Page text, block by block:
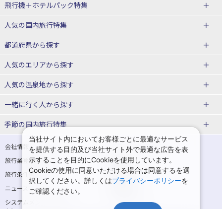
飛行機＋ホテルパック特集
赤い風船ダイナミックパッケージ
ＪＡＬで行く飛行機+ホテルパック
人気の国内旅行特集
東京ディズニーリゾート®への旅
ユニバーサル・スタジオ・ジャパ
都道府県から探す
北海道旅行・ツアー
東北
青森旅行・ツアー
宮城旅行・ツアー
秋田旅行・ツアー
山形旅行・ツアー
福島旅行・ツアー
関東
東京旅行・ツアー
人気のエリアから探す
函館旅行
仙台旅行
那須旅行
日光旅行
小笠原旅行
人気の温泉地から探す
北海道
湯の川温泉(北海道)
十勝川温泉(北海道)
阿寒湖温泉(北海道)
洞爺湖温泉(北海道)
川湯温泉(北海道)
層雲峡温泉(北海道)
知床温泉(北海道)
一緒に行く人から探す
一人旅 国内版
カップル・夫婦旅行 国内版
女子旅 国内版
卒業旅行・学生旅行 国内版
季節の国内旅行特集
桜・お花見特集
ゴールデンウィーク（GW）の国内
旅行
夏休み・お盆の国内旅行
7月の国内旅行
8月の国内旅行
会社情報
プライバシーポリシー
旅行業登録票・約款
規約集
旅行条件書
商標について
ニュースリリース
システムメンテナンスの
サイトマップ
当社サイト内においてお客様ごとに最適なサービス
を提供する目的及び当社サイト外で最適な広告を表
示することを目的にCookieを使用しています。
Cookieの使用に同意いただける場合は同意するを選
択してください。詳しくはプライバシーポリシーを
ご確認ください。